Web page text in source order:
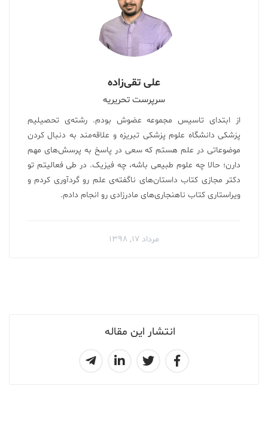
انتشار این مقاله
علی تقی‌زاده
سرپرست تحریریه
از ابتدای تاسیس مجموعه عضوش بودم. رشته‌ی تحصیلیم
پزشکی دانشگاه علوم پزشکی تبریزه و علاقه‌مند به دنبال کردن
موضوعاتی در علم هستم که سعی در پاسخ به پرسش‌های مهم
دارن؛ حالا چه علوم طبیعی باشه، چه فیزیک. در طی فعالیتم تو
دکتر مجازی کتاب داستان‌های ناگفته‌ی علم رو گردآوری کردم‌ و
ویراستاری کتاب ناهنجاری‌های مادرزادی رو انجام دادم.
مرداد ۱۷, ۱۳۹۸